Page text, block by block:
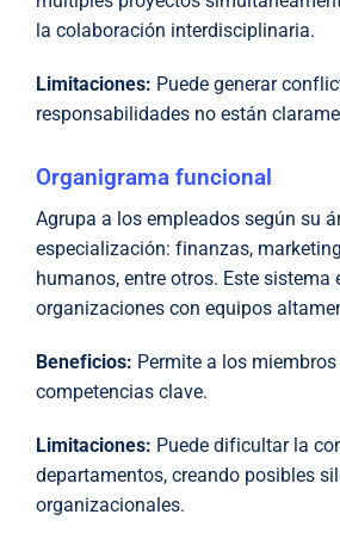
la colaboración interdisciplinaria.
Limitaciones: Puede generar
responsabilidades no están
Organigrama funcional
Agrupa a los empleados según su
especialización: finanzas,
humanos, entre otros. Este sistema
organizaciones con equipos
Beneficios: Permite a los
competencias clave.
Limitaciones: Puede dificultar la
departamentos, creando posibles
organizacionales.